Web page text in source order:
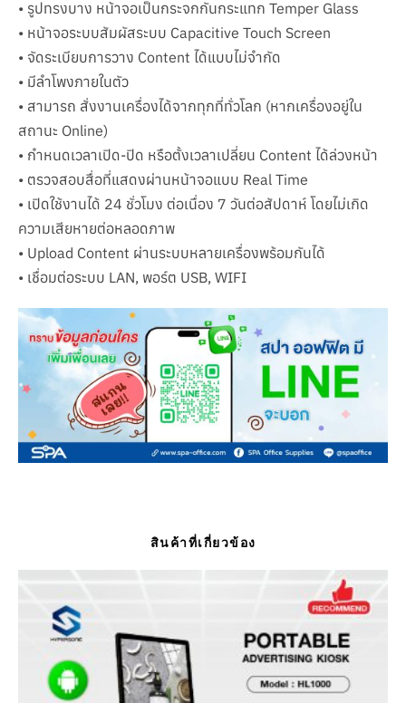
• รูปทรงบาง หน้าจอเป็นกระจกกันกระแทก Temper Glass
• หน้าจอระบบสัมผัสระบบ Capacitive Touch Screen
• จัดระเบียบการวาง Content ได้แบบไม่จำกัด
• มีลำโพงภายในตัว
• สามารถ สั่งงานเครื่องได้จากทุกที่ทั่วโลก (หากเครื่องอยู่ใน
สถานะ Online)
• กำหนดเวลาเปิด-ปิด หรือตั้งเวลาเปลี่ยน Content ได้ล่วงหน้า
• ตรวจสอบสื่อที่แสดงผ่านหน้าจอแบบ Real Time
• เปิดใช้งานได้ 24 ชั่วโมง ต่อเนื่อง 7 วันต่อสัปดาห์ โดยไม่เกิด
ความเสียหายต่อหลอดภาพ
• Upload Content ผ่านระบบหลายเครื่องพร้อมกันได้
• เชื่อมต่อระบบ LAN, พอร์ต USB, WIFI
สินค้าที่เกี่ยวข้อง